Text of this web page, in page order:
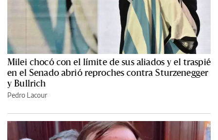
Milei chocó con el límite de sus aliados y el traspié
en el Senado abrió reproches contra Sturzenegger
y Bullrich
Pedro Lacour